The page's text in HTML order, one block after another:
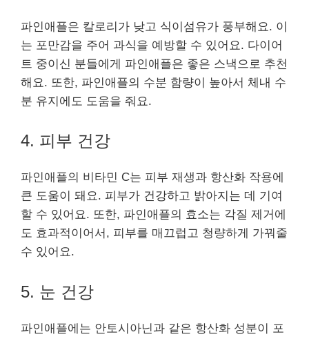
파인애플은 칼로리가 낮고 식이섬유가 풍부해요. 이
는 포만감을 주어 과식을 예방할 수 있어요. 다이어
트 중이신 분들에게 파인애플은 좋은 스낵으로 추천
해요. 또한, 파인애플의 수분 함량이 높아서 체내 수
분 유지에도 도움을 줘요.
4. 피부 건강
파인애플의 비타민 C는 피부 재생과 항산화 작용에
큰 도움이 돼요. 피부가 건강하고 밝아지는 데 기여
할 수 있어요. 또한, 파인애플의 효소는 각질 제거에
도 효과적이어서, 피부를 매끄럽고 청량하게 가꿔줄
수 있어요.
5. 눈 건강
파인애플에는 안토시아닌과 같은 항산화 성분이 포